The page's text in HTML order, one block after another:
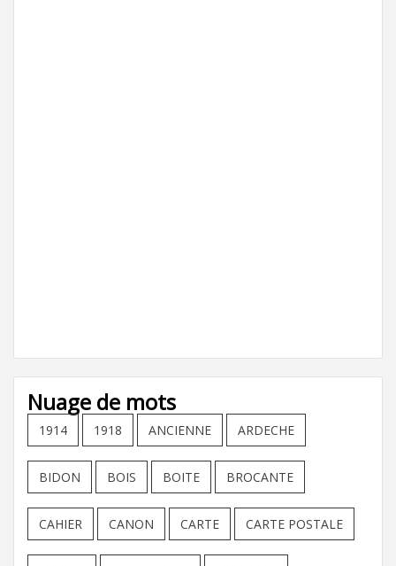
Nuage de mots
1914 1918 ANCIENNE ARDECHE
BIDON BOIS BOITE BROCANTE
CAHIER CANON CARTE CARTE POSTALE